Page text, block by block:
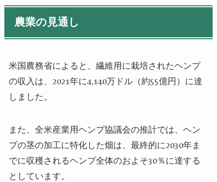
農業の見通し
米国農務省によると、繊維用に栽培されたヘンプ
の収入は、2021年に4,140万ドル（約55億円）に達
しました。
また、全米産業用ヘンプ協議会の推計では、ヘン
プの茎の加工に特化した畑は、最終的に2030年ま
でに収穫されるヘンプ全体のおよそ30％に達する
としています。